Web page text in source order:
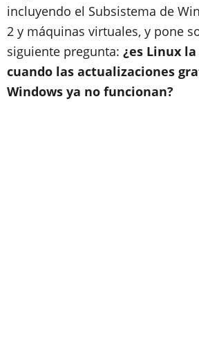
incluyendo el Subsistema de
2 y máquinas virtuales, y pone
siguiente pregunta: ¿es Linux
cuando las actualizaciones
Windows ya no funcionan?